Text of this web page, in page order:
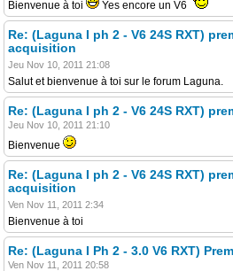
Bienvenue à toi Yes encore un V6
Re: (Laguna I ph 2 - V6 24S RXT)
acquisition
Jeu Nov 10, 2011 21:08
Salut et bienvenue à toi sur le forum Laguna.
Re: (Laguna I ph 2 - V6 24S RXT)
Jeu Nov 10, 2011 21:10
Bienvenue
Re: (Laguna I ph 2 - V6 24S RXT)
acquisition
Ven Nov 11, 2011 2:34
Bienvenue à toi
Re: (Laguna I Ph 2 - 3.0 V6 RXT)
Ven Nov 11, 2011 20:58